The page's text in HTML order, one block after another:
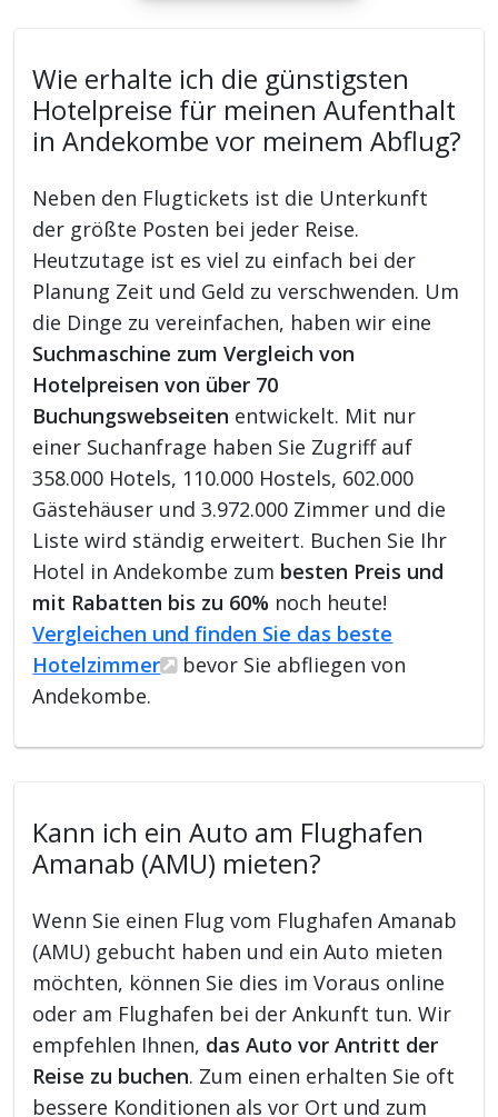
Wie erhalte ich die günstigsten
Hotelpreise für meinen Aufenthalt
in Andekombe vor meinem Abflug?
Neben den Flugtickets ist die Unterkunft
der größte Posten bei jeder Reise.
Heutzutage ist es viel zu einfach bei der
Planung Zeit und Geld zu verschwenden. Um
die Dinge zu vereinfachen, haben wir eine
Suchmaschine zum Vergleich von
Hotelpreisen von über 70
Buchungswebseiten entwickelt. Mit nur
einer Suchanfrage haben Sie Zugriff auf
358.000 Hotels, 110.000 Hostels, 602.000
Gästehäuser und 3.972.000 Zimmer und die
Liste wird ständig erweitert. Buchen Sie Ihr
Hotel in Andekombe zum besten Preis und
mit Rabatten bis zu 60% noch heute!
Vergleichen und finden Sie das beste
Hotelzimmer
bevor Sie abfliegen von
Andekombe.
Kann ich ein Auto am Flughafen
Amanab (AMU) mieten?
Wenn Sie einen Flug vom Flughafen Amanab
(AMU) gebucht haben und ein Auto mieten
möchten, können Sie dies im Voraus online
oder am Flughafen bei der Ankunft tun. Wir
empfehlen Ihnen, das Auto vor Antritt der
Reise zu buchen. Zum einen erhalten Sie oft
bessere Konditionen als vor Ort und zum